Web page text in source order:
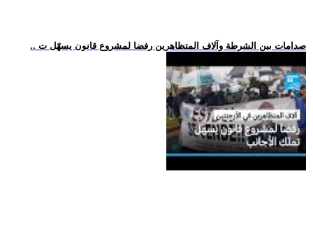
.. صدامات بين الشرطة وآلاف المتظاهرين رفضا لمشروع قانون يسهّل ت